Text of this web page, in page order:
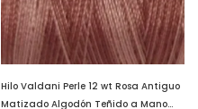
Hilo Valdani Perle 12 wt Rosa Antiguo
Matizado Algodón Teñido a Mano